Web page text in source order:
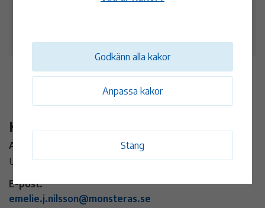
Kontaktinformation
Arrangör:
Ungdomscoacherna i Mönsterås kommun
E-post:
emelie.j.nilsson@monsteras.se
Anpassa kakor
Stäng
Godkänn alla kakor